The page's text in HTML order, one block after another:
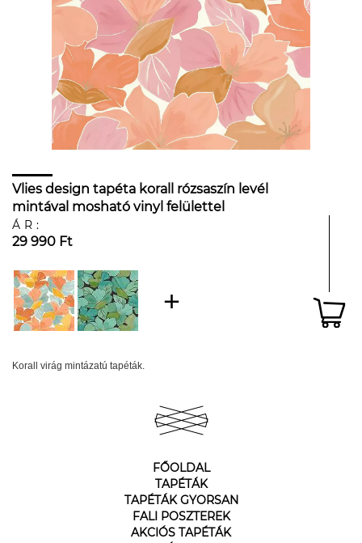
Vlies design tapéta korall rózsaszín levél
mintával mosható vinyl felülettel
ÁR:
29 990 Ft
Korall virág mintázatú tapéták.
FŐOLDAL
TAPÉTÁK
TAPÉTÁK GYORSAN
FALI POSZTEREK
AKCIÓS TAPÉTÁK